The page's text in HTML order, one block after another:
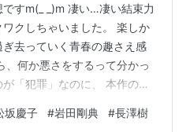
すm(_ _)m 凄い…凄い結束力
クしちゃいました。 楽しか
去っていく青春の趣さえ感
、何か悪さをするって分かっ
「犯罪」なのに、 本作の登
けど、特に今回の何に惹かれ
坂慶子 #岩田剛典 #長澤樹